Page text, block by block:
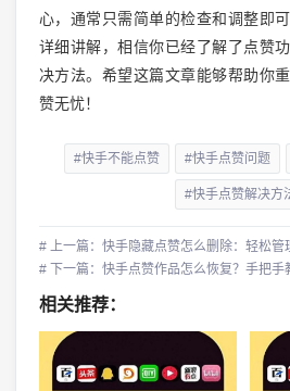
心，通常只需简单的检查和调整即
详细讲解，相信你已经了解了点赞
决方法。希望这篇文章能够帮助你
赞无忧！
#快手不能点赞 #快手点赞问题
#快手点赞解决方
# 上一篇：快手隐藏点赞怎么删除：轻松管
# 下一篇：快手点赞作品怎么恢复？手把手
相关推荐：